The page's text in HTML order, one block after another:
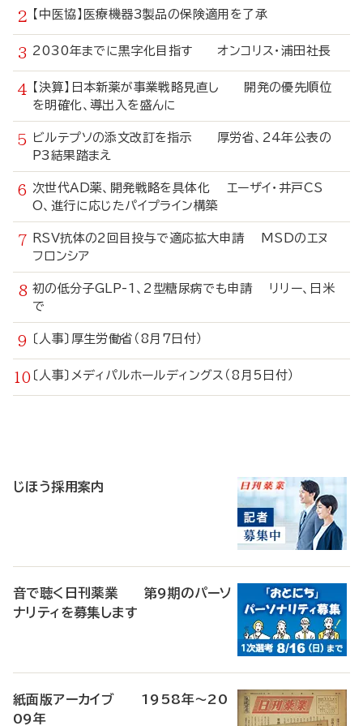
【中医協】医療機器3製品の保険適用を了承
2030年までに黒字化目指す オンコリス・浦田社長
【決算】日本新薬が事業戦略見直し 開発の優先順位
を明確化、導出入を盛んに
ビルテプソの添文改訂を指示 厚労省、24年公表の
P3結果踏まえ
次世代AD薬、開発戦略を具体化 エーザイ・井戸CS
O、進行に応じたパイプライン構築
RSV抗体の2回目投与で適応拡大申請 MSDのエヌ
フロンシア
初の低分子GLP-1、2型糖尿病でも申請 リリー、日米
で
〔人事〕厚生労働省（8月7日付）
〔人事〕メディパルホールディングス（8月5日付）
じほう採用案内
音で聴く日刊薬業 第9期のパーソ
ナリティを募集します
紙面版アーカイブ 1958年～20
09年